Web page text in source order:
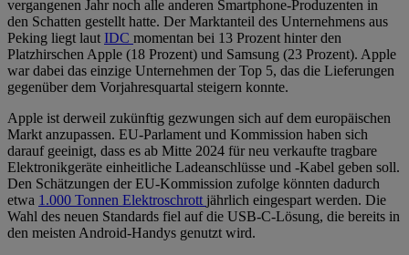
vergangenen Jahr noch alle anderen Smartphone-Produzenten in
den Schatten gestellt hatte. Der Marktanteil des Unternehmens aus
Peking liegt lautIDC momentan bei 13 Prozent hinter den
Platzhirschen Apple (18 Prozent) und Samsung (23 Prozent). Apple
war dabei das einzige Unternehmen der Top 5, das die Lieferungen
gegenüber dem Vorjahresquartal steigern konnte.
Apple ist derweil zukünftig gezwungen sich auf dem europäischen
Markt anzupassen. EU-Parlament und Kommission haben sich
darauf geeinigt, dass es ab Mitte 2024 für neu verkaufte tragbare
Elektronikgeräte einheitliche Ladeanschlüsse und -Kabel geben soll.
Den Schätzungen der EU-Kommission zufolge könnten dadurch
etwa 1.000 Tonnen Elektroschrott jährlich eingespart werden. Die
Wahl des neuen Standards fiel auf die USB-C-Lösung, die bereits in
den meisten Android-Handys genutzt wird.